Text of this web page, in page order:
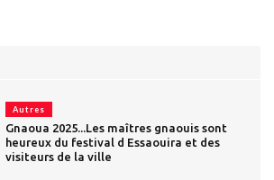
Autres
Gnaoua 2025...Les maîtres gnaouis sont
heureux du festival d Essaouira et des
visiteurs de la ville